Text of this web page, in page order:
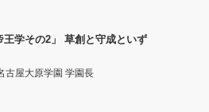
学その2」 草創と守成といず
屋大原学園 学園長